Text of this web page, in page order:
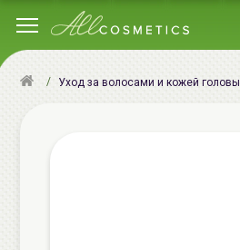
Уход за волосами и кожей головы